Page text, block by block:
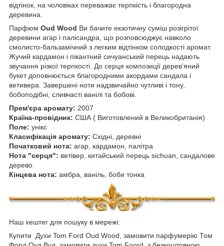
відтінок, на чоловіках переважає терпкість і благородна
деревина.
Парфюм Oud Wood Ви бачите екзотичну суміш розігрітої
деревини агар і палісандра, що розповсюджує навколо
смолисто-бальзамічний з легким відтінком солодкості аромат.
Жучий кардамон і пікантний сичуанський перець надають
звучання різкої терпкості. До серця композиції дерев’яний
букет доповнюється благородними акордами сандала і
ветивера. Завершені ноти надзвичайно чутливі і тону,
бобоподібні, сливчасті ванілі та бобові.
Прем'єра аромату: 2007
Країна-провідник: США ( Виготовлений в Великобританія)
Поле: унікс
Класифікація аромату: Східні, деревні
Початковий нота: агар, кардамон, палітра
Нота "серця": ветівер, китайський перець sichuan, сандалове
дерево
Кінцева нота: амбра, ваніль, боби тонка
Наш хештег для пошуку в мережі:
Купити Духи Tom Ford Oud Wood, замовити парфумерію Том